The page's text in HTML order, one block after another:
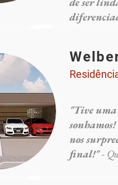
"Tive uma
nos
final!"-